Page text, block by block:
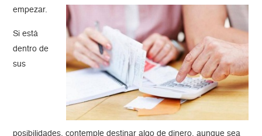
empezar.
Si está
dentro de
sus
posibilidades, contemple destinar algo de dinero, aunque sea